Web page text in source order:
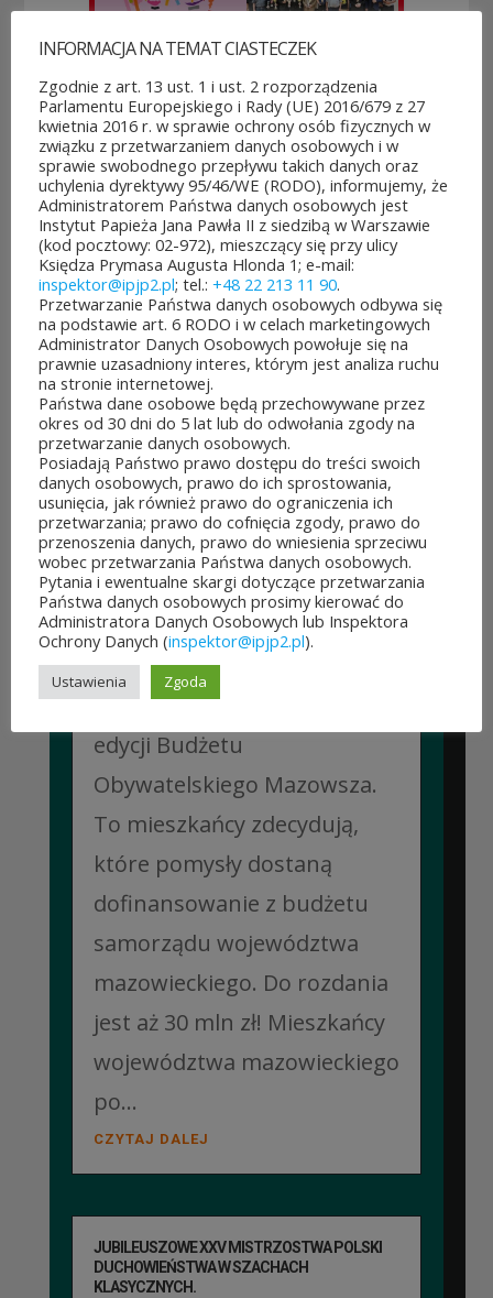
Rozpoczęło
się
głosowanie
w Budżeci...
3
sierpnia&8b44p;2026
XXV
Mistrzostwa
Polski Duch...
10
lipca&7b19p;2026
POZOSTAŁE AKTUALNOŚCI
ROZPOCZĘŁO SIĘ GŁOSOWANIE W BUDŻECIE
OBYWATELSKIM MAZOWSZA!
03 sierpnia&8b44p;2026
Można już głosować
na projekty zgłoszone do 7.
edycji Budżetu
Obywatelskiego Mazowsza.
To mieszkańcy zdecydują,
które pomysły dostaną
dofinansowanie z budżetu
samorządu województwa
mazowieckiego. Do rozdania
jest aż 30 mln zł! Mieszkańcy
województwa mazowieckiego
po...
CZYTAJ DALEJ
JUBILEUSZOWE XXV MISTRZOSTWA POLSKI
DUCHOWIEŃSTWA W SZACHACH
KLASYCZNYCH.
INFORMACJA NA TEMAT CIASTECZEK
Zgodnie z art. 13 ust. 1 i ust. 2 rozporządzenia
Parlamentu Europejskiego i Rady (UE) 2016/679 z 27
kwietnia 2016 r. w sprawie ochrony osób fizycznych w
związku z przetwarzaniem danych osobowych i w
sprawie swobodnego przepływu takich danych oraz
uchylenia dyrektywy 95/46/WE (RODO), informujemy, że
Administratorem Państwa danych osobowych jest
Instytut Papieża Jana Pawła II z siedzibą w Warszawie
(kod pocztowy: 02-972), mieszczący się przy ulicy
Księdza Prymasa Augusta Hlonda 1; e-mail:
inspektor@ipjp2.pl; tel.: +48 22 213 11 90.
Przetwarzanie Państwa danych osobowych odbywa się
na podstawie art. 6 RODO i w celach marketingowych
Administrator Danych Osobowych powołuje się na
prawnie uzasadniony interes, którym jest analiza ruchu
na stronie internetowej.
Państwa dane osobowe będą przechowywane przez
okres od 30 dni do 5 lat lub do odwołania zgody na
przetwarzanie danych osobowych.
Posiadają Państwo prawo dostępu do treści swoich
danych osobowych, prawo do ich sprostowania,
usunięcia, jak również prawo do ograniczenia ich
przetwarzania; prawo do cofnięcia zgody, prawo do
przenoszenia danych, prawo do wniesienia sprzeciwu
wobec przetwarzania Państwa danych osobowych.
Pytania i ewentualne skargi dotyczące przetwarzania
Państwa danych osobowych prosimy kierować do
Administratora Danych Osobowych lub Inspektora
Ochrony Danych (inspektor@ipjp2.pl).
Ustawienia Zgoda